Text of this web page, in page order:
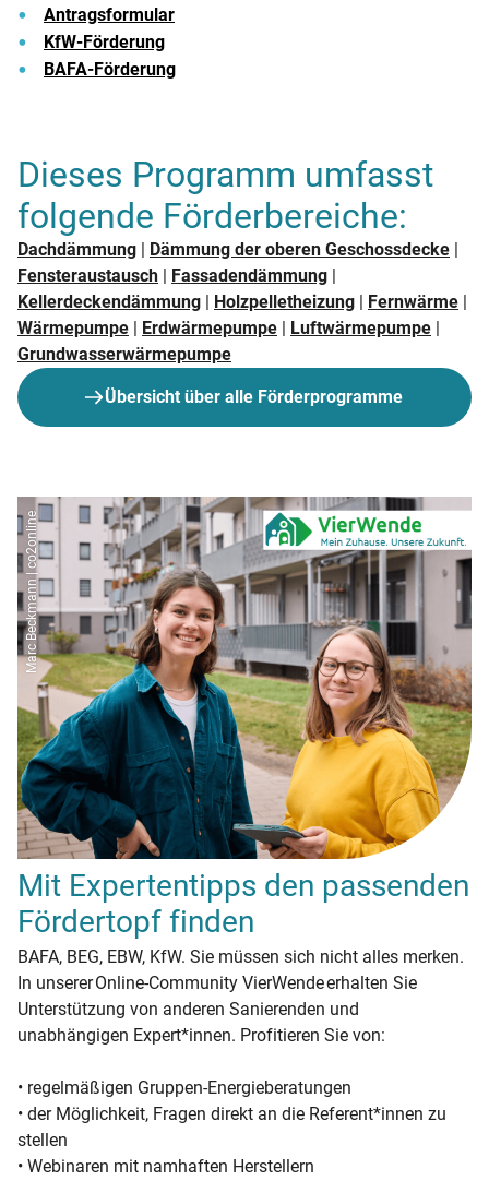
Antragsformular
KfW-Förderung
BAFA-Förderung
Dieses Programm umfasst
folgende Förderbereiche:
Dachdämmung | Dämmung der oberen Geschossdecke |
Fensteraustausch | Fassadendämmung |
Kellerdeckendämmung | Holzpelletheizung | Fernwärme |
Wärmepumpe | Erdwärmepumpe | Luftwärmepumpe |
Grundwasserwärmepumpe
Übersicht über alle Förderprogramme
Marc Beckmann | co2online
Mit Expertentipps den passenden
Fördertopf finden
BAFA, BEG, EBW, KfW. Sie müssen sich nicht alles merken.
In unserer Online-Community VierWende erhalten Sie
Unterstützung von anderen Sanierenden und
unabhängigen Expert*innen. Profitieren Sie von:
• regelmäßigen Gruppen-Energieberatungen
• der Möglichkeit, Fragen direkt an die Referent*innen zu
stellen
• Webinaren mit namhaften Herstellern